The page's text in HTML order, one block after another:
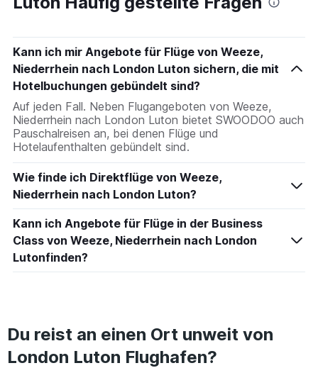
Kann ich mir Angebote für Flüge von Weeze,
Niederrhein nach London Luton sichern, die mit
Hotelbuchungen gebündelt sind?
Auf jeden Fall. Neben Flugangeboten von Weeze,
Niederrhein nach London Luton bietet SWOODOO auch
Pauschalreisen an, bei denen Flüge und
Hotelaufenthalten gebündelt sind.
Wie finde ich Direktflüge von Weeze,
Niederrhein nach London Luton?
Kann ich Angebote für Flüge in der Business
Class von Weeze, Niederrhein nach London
Lutonfinden?
Du reist an einen Ort unweit von
London Luton Flughafen?